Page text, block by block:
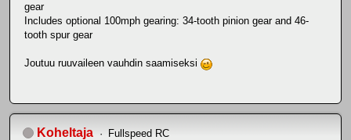
gear
Includes optional 100mph gearing: 34-tooth pinion gear and 46-
tooth spur gear
Joutuu ruuvaileen vauhdin saamiseksi
Koheltaja Fullspeed RC